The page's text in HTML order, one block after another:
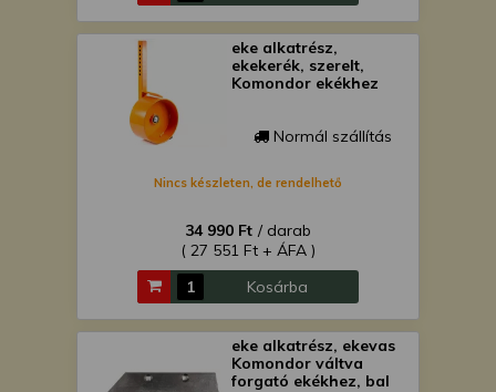
eke alkatrész,
ekekerék, szerelt,
Komondor ekékhez
Normál szállítás
Nincs készleten, de rendelhető
34 990 Ft / darab
( 27 551 Ft + ÁFA )
Kosárba
eke alkatrész, ekevas
Komondor váltva
forgató ekékhez, bal